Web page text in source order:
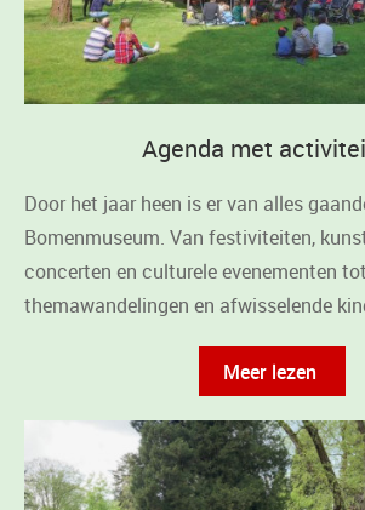
Agenda met
Door het jaar heen is er van alles
Bomenmuseum. Van festiviteiten,
concerten en culturele evenementen tot
themawandelingen en afwisselende
Meer lezen